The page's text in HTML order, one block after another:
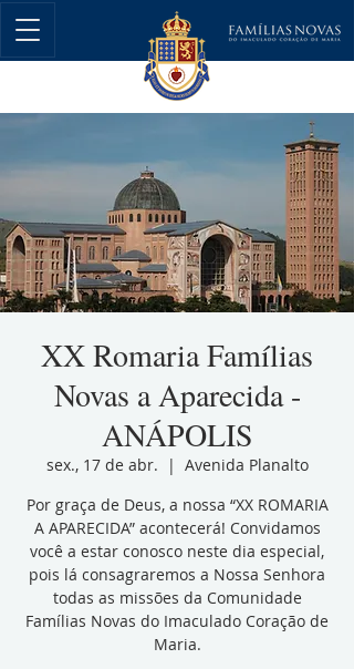
XX Romaria Famílias
Novas a Aparecida -
ANÁPOLIS
sex., 17 de abr.
  |
Avenida Planalto
Por graça de Deus, a nossa “XX ROMARIA
A APARECIDA” acontecerá! Convidamos
você a estar conosco neste dia especial,
pois lá consagraremos a Nossa Senhora
todas as missões da Comunidade
Famílias Novas do Imaculado Coração de
Maria.